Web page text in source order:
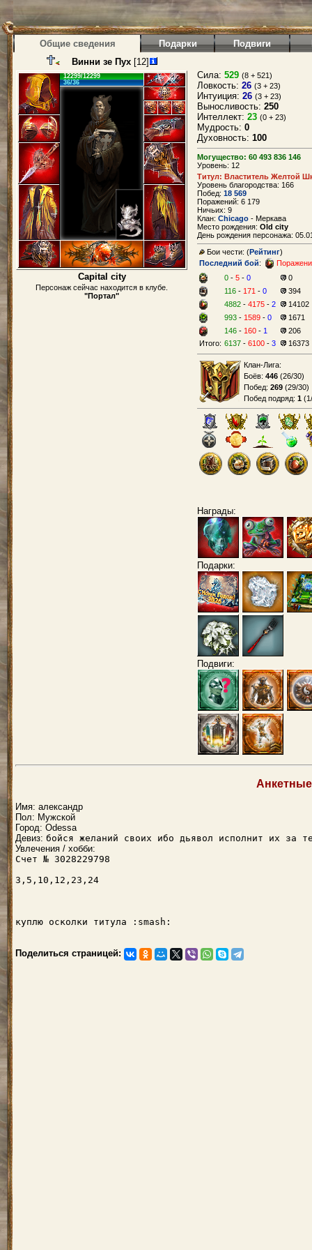
Общие сведения Подарки Подвиги
Винни зе Пух[12]
12299/12299
36/36
Capital city
Персонаж сейчас находится в клубе.
"Портал"
Сила: 529 (8 + 521)
Ловкость: 26 (3 + 23)
Интуиция: 26 (3 + 23)
Выносливость: 250
Интеллект: 23 (0 + 23)
Мудрость: 0
Духовность: 100
Могущество: 60 493 836 146
Уровень: 12
Титул: Властитель Желтой
Уровень благородства: 166
Побед: 18 569
Поражений: 6 179
Ничьих: 9
Клан: Chicago - Меркава
Место рождения: Old city
День рождения персонажа:
Бои чести: (Рейтинг)
Последний бой:
0 - 5 - 0
0
116 - 171 - 0
394
4882 - 4175 - 2
14102
993 - 1589 - 0
1671
146 - 160 - 1
206
Итого: 6137 - 6100 - 3 16373
Клан-Лига:
Боёв: 446 (26/30)
Побед: 269 (29/30)
Побед подряд: 1 (
Награды:
Подарки:
Подвиги:
Имя: александр
Пол: Мужской
Город: Odessa
Девиз: бойся желаний своих ибо дьявол исполнит их за
Увлечения / хобби:
Счет № 3028229798
3,5,10,12,23,24
куплю осколки титула :smash:
Поделиться страницей: